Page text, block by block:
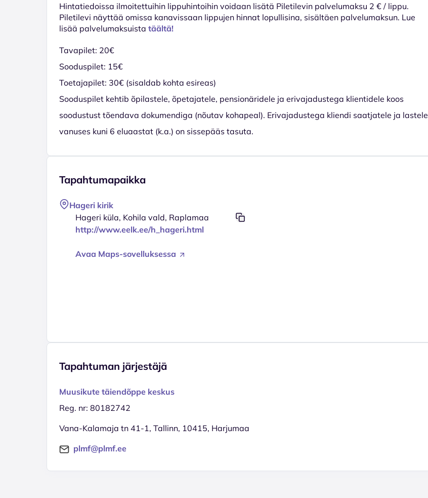
Hinta­tiedoissa ilmoitettuihin lippuhintoihin voidaan lisätä Piletilevin palvelumaksu 2 € / lippu.
Piletilevi näyttää omissa kanavissaan lippujen hinnat lopullisina, sisältäen palvelumaksun. Lue
lisää palvelumaksuista täältä!
Tavapilet: 20€
Sooduspilet: 15€
Toetajapilet: 30€ (sisaldab kohta esireas)
Sooduspilet kehtib õpilastele, õpetajatele, pensionäridele ja erivajadustega klientidele koos
soodustust tõendava dokumendiga (nõutav kohapeal). Erivajadustega kliendi saatjatele ja lastele
vanuses kuni 6 eluaastat (k.a.) on sissepääs tasuta.
Tapahtumapaikka
Hageri kirik
Hageri küla, Kohila vald, Raplamaa
http://www.eelk.ee/h_hageri.html
Avaa Maps-sovelluksessa
Tapahtuman järjestäjä
Muusikute täiendõppe keskus
Reg. nr: 80182742
Vana-Kalamaja tn 41-1, Tallinn, 10415, Harjumaa
plmf@plmf.ee